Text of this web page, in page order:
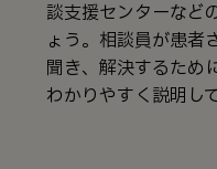
談支援センターなど
ょう。相談員が患者
聞き、解決するため
わかりやすく説明し